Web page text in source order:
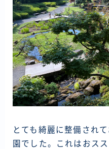
とても綺麗に整備され
園でした。これはおスス